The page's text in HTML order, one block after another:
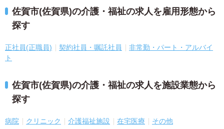
佐賀市(佐賀県)の介護・福祉の求人を雇用形態から
探す
正社員(正職員) 契約社員・嘱託社員
非常勤・パート・アルバイ
ト
佐賀市(佐賀県)の介護・福祉の求人を施設業態から
探す
病院 クリニック 介護福祉施設 在宅医療 その他